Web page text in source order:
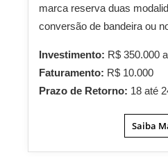
marca reserva duas
conversão de bandeira ou
Investimento: R$ 350.000
Faturamento: R$ 10.000
Prazo de Retorno: 18 até
Saiba